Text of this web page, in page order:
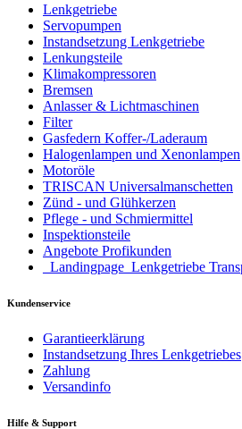
Lenkgetriebe
Servopumpen
Instandsetzung Lenkgetriebe
Lenkungsteile
Klimakompressoren
Bremsen
Anlasser & Lichtmaschinen
Filter
Gasfedern Koffer-/Laderaum
Halogenlampen und Xenonlampen
Motoröle
TRISCAN Universalmanschetten
Zünd - und Glühkerzen
Pflege - und Schmiermittel
Inspektionsteile
Angebote Profikunden
_Landingpage_Lenkgetriebe
Kundenservice
Garantieerklärung
Instandsetzung Ihres Lenkgetriebes
Zahlung
Versandinfo
Hilfe & Support